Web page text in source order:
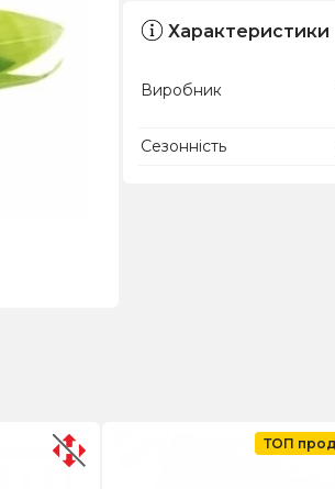
Характеристики
Виробник
Сезонність
ТОП